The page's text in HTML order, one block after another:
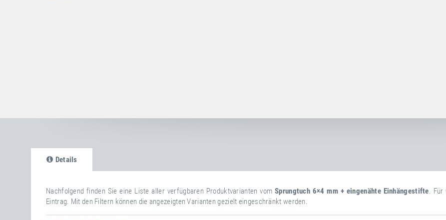
Details
Nachfolgend finden Sie eine Liste aller verfügbaren Produktvarianten vom Sprungtuch 6×4 mm + eingenähte Einhängestifte. Für
Eintrag. Mit den Filtern können die angezeigten Varianten gezielt eingeschränkt werden.